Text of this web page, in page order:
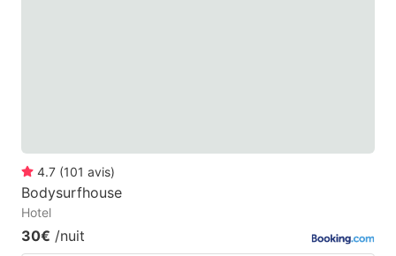
4.7 (101 avis)
Bodysurfhouse
Hotel
30€ /nuit